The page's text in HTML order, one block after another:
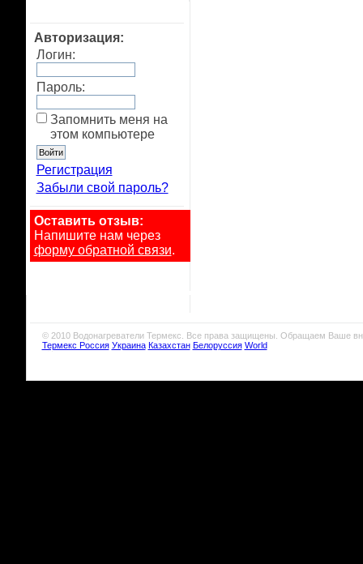
Авторизация:
Логин:
Пароль:
Запомнить меня на
этом компьютере
Регистрация
Забыли свой пароль?
Оставить отзыв:
Напишите нам через
форму обратной связи.
© 2010 Водонагреватели Термекс. Все права защищены. Обращаем Ваше
Термекс Россия Украина Казахстан Белоруссия World